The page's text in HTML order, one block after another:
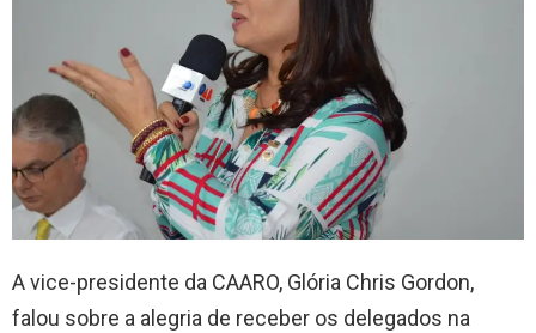
A vice-presidente da CAARO, Glória Chris Gordon,
falou sobre a alegria de receber os delegados na